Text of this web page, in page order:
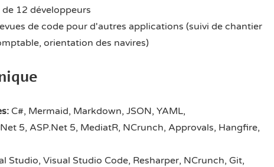
12 développeurs
de code pour d'autres applications (suivi de chantier
orientation des navires)
:C#, Mermaid, Markdown, JSON, YAML,
5, ASP.Net 5, MediatR, NCrunch, Approvals, Hangfire,
Studio, Visual Studio Code, Resharper, NCrunch, Git,